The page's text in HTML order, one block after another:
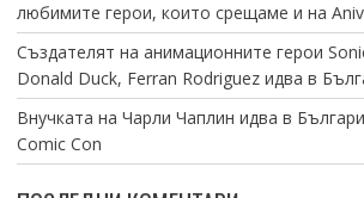
любимите герои, които срещаме и на
Създателят на анимационните герои
Donald Duck, Ferran Rodriguez идва в
Внучката на Чарли Чаплин идва в
Comic Con